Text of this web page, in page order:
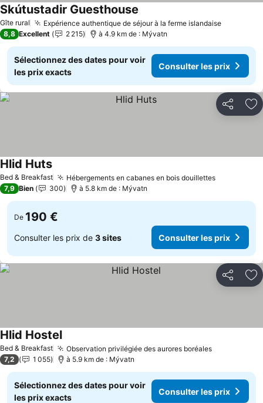
Gîte rural Expérience authentique de séjour à la ferme islandaise
Skútustadir Guesthouse
8,8 Excellent 2 215 à 4.9 km de : Mývatn
Sélectionnez des dates pour voir
les prix exacts
Consulter les prix
Partager
Bed & Breakfast Hébergements en cabanes en bois douillettes
Hlid Huts
7,9 Bien 300 à 5.8 km de : Mývatn
De 190 €
Consulter les prix de 3 sites Consulter les prix
Partager
Bed & Breakfast Observation privilégiée des aurores boréales
Hlid Hostel
7,2 1 055 à 5.9 km de : Mývatn
Sélectionnez des dates pour voir
les prix exacts
Consulter les prix